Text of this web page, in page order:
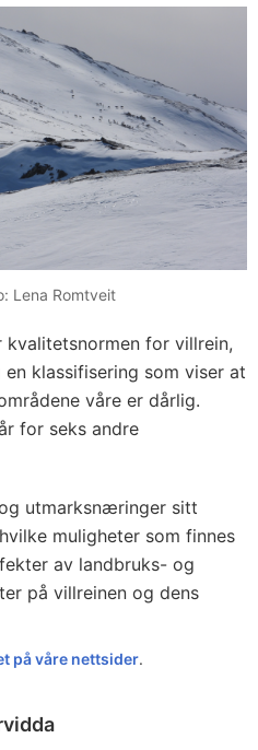
Lena Romtveit
kvalitetsnormen for villrein,
klassifisering som viser at
våre er dårlig.
for seks andre
utmarksnæringer sitt
muligheter som finnes
av landbruks- og
på villreinen og dens
på våre nettsider.